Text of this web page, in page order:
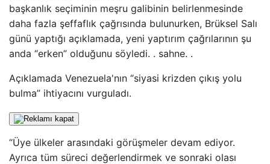
başkanlık seçiminin meşru galibinin belirlenmesinde
daha fazla şeffaflık çağrısında bulunurken, Brüksel Salı
günü yaptığı açıklamada, yeni yaptırım çağrılarının şu
anda “erken” olduğunu söyledi. . sahne. .
Açıklamada Venezuela'nın “siyasi krizden çıkış yolu
bulma” ihtiyacını vurguladı.
“Üye ülkeler arasındaki görüşmeler devam ediyor.
Ayrıca tüm süreci değerlendirmek ve sonraki olası